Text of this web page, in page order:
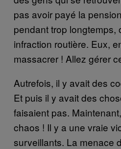
pas avoir payé la
pendant trop longtemps,
infraction routière. Eux,
massacrer ! Allez gérer
Autrefois, il y avait des
Et puis il y avait des
faisaient pas.
chaos ! Il y a une vraie
surveillants. La menace